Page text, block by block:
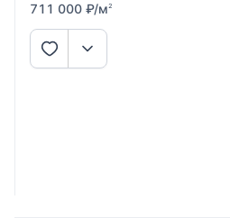
711 000 ₽/м2